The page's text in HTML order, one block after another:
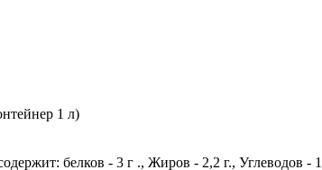
1 л)
белков - 3 г ., Жиров - 2,2 г., Углеводов -